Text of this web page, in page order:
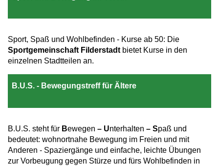
Sport, Spaß und Wohlbefinden - Kurse ab 50: Die
Sportgemeinschaft Filderstadt bietet Kurse in den
einzelnen Stadtteilen an.
B.U.S. - Bewegungstreff für Ältere
B.U.S. steht für Bewegen – Unterhalten – Spaß und
bedeutet: wohnortnahe Bewegung im Freien und mit
Anderen - Spaziergänge und einfache, leichte Übungen
zur Vorbeugung gegen Stürze und fürs Wohlbefinden in